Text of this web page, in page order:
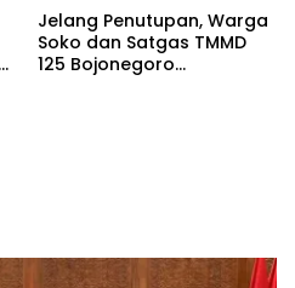
Jelang Penutupan, Warga
Soko dan Satgas TMMD
125 Bojonegoro